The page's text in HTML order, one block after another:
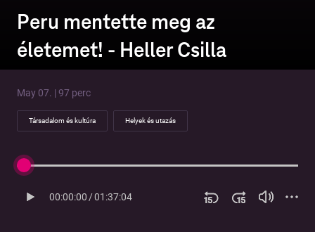
Peru mentette meg az
életemet! - Heller Csilla
May 07. | 97 perc
Társadalom és kultúra Helyek és utazás
00:00:00/01:37:04